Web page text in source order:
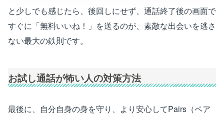
と少しでも感じたら、後回しにせず、通話終了後の画面で
すぐに「無料いいね！」を送るのが、素敵な出会いを逃さ
ない最大の鉄則です。
お試し通話が怖い人の対策方法
最後に、自分自身の身を守り、より安心してPairs（ペア